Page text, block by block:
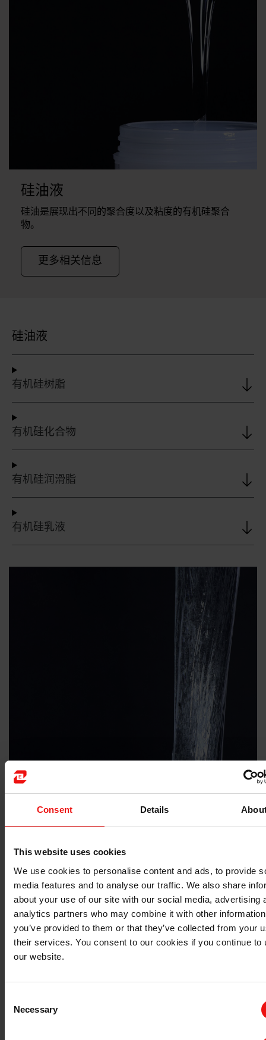
Consent Details
This website uses cookies
We use cookies to personalise content and ads, to provide
media features and to analyse our traffic. We also share
about your use of our site with our social media, advertising
analytics partners who may combine it with other
you’ve provided to them or that they’ve collected from your
their services. You consent to our cookies if you continue to
our website.
Selection
Necessary
硅油液
硅油是展现出不同的聚合度以及粘度的有机硅聚合
物。
更多相关信息
硅油液
有机硅树脂
有机硅化合物
有机硅润滑脂
有机硅乳液
有机硅弹性体使用反应性直链分子与交联剂和增强剂
生成的化合物。
更多相关信息
有机硅弹性体